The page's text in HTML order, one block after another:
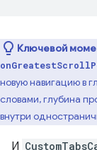
Ключевой
новую навигацию в
словами, глубина
внутри
И